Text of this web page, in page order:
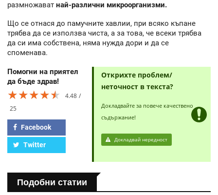
размножават най-различни микроорганизми.
Що се отнася до памучните хавлии, при всяко къпане
трябва да се използва чиста, а за това, че всеки трябва
да си има собствена, няма нужда дори и да се
споменава.
Помогни на приятел
да бъде здрав!
★★★★★
★★★★★
★★★★★
4.48
25
Facebook
Twitter
Открихте проблем/
неточност в текста?
Докладвайте за повече качествено
съдържание!
Докладвай нередност
Подобни статии